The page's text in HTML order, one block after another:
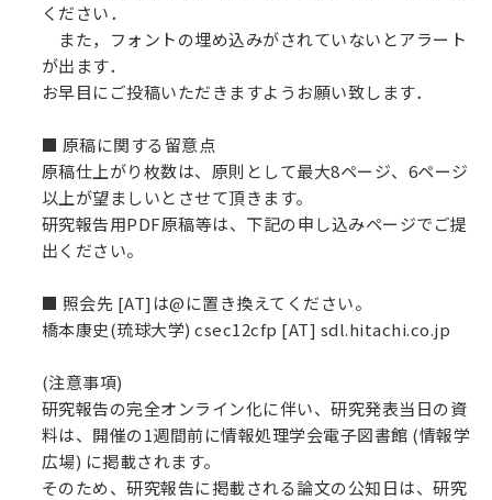
ください．
また，フォントの埋め込みがされていないとアラート
が出ます．
お早目にご投稿いただきますようお願い致します．
■ 原稿に関する留意点
原稿仕上がり枚数は、原則として最大8ページ、6ページ
以上が望ましいとさせて頂きます。
研究報告用PDF原稿等は、下記の申し込みページでご提
出ください。
■ 照会先 [AT]は@に置き換えてください。
橋本康史(琉球大学) csec12cfp [AT] sdl.hitachi.co.jp
(注意事項)
研究報告の完全オンライン化に伴い、研究発表当日の資
料は、開催の1週間前に情報処理学会電子図書館 (情報学
広場) に掲載されます。
そのため、研究報告に掲載される論文の公知日は、研究